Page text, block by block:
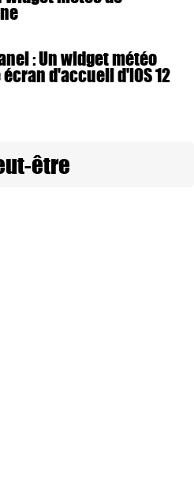
: Un widget météo
d'accueil d'iOS 12
être